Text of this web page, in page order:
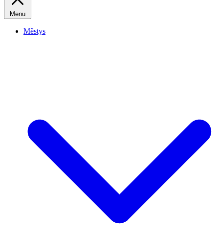
Menu
Městys